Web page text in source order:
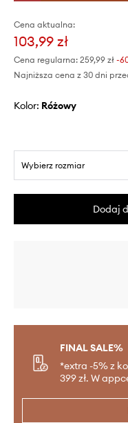
Cena aktualna:
103,99 zł
Cena regularna: 259,99 zł -
Najniższa cena z 30 dni
Kolor: różowy
Wybierz rozmiar
Dodaj
FINAL SALE%
*extra -5% z
399 zł. W